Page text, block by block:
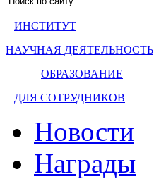
ИНСТИТУТ
НАУЧНАЯ ДЕЯТЕЛЬНОСТЬ
ОБРАЗОВАНИЕ
ДЛЯ СОТРУДНИКОВ
Новости
Награды